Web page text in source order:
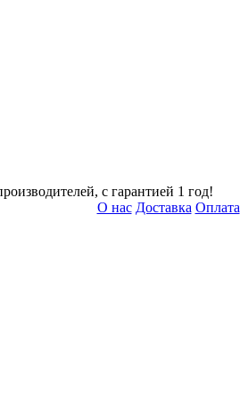
с гарантией 1 год!
О нас Доставка Оплата